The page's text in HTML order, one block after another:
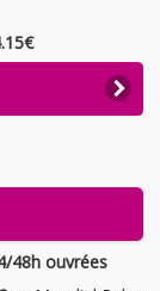
48h ouvrées